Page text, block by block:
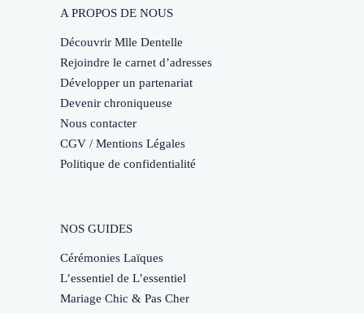
A PROPOS DE NOUS
Découvrir Mlle Dentelle
Rejoindre le carnet d’adresses
Développer un partenariat
Devenir chroniqueuse
Nous contacter
CGV / Mentions Légales
Politique de confidentialité
NOS GUIDES
Cérémonies Laïques
L’essentiel de L’essentiel
Mariage Chic & Pas Cher